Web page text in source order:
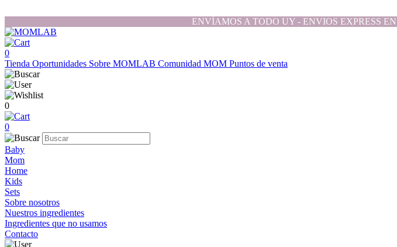
ENVÍAMOS A TODO UY - ENVIOS EXPRESS
0
Tienda Oportunidades Sobre MOMLAB Comunidad MOM Puntos de venta
0
0
Baby
Mom
Home
Kids
Sets
Sobre nosotros
Nuestros ingredientes
Ingredientes que no usamos
Contacto